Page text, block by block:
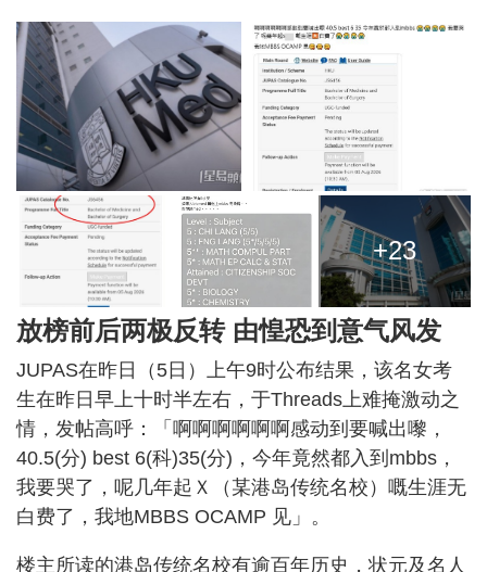
+23
放榜前后两极反转 由惶恐到意气风发
JUPAS在昨日（5日）上午9时公布结果，该名女考
生在昨日早上十时半左右，于Threads上难掩激动之
情，发帖高呼：「啊啊啊啊啊啊感动到要喊出嚟，
40.5(分) best 6(科)35(分)，今年竟然都入到mbbs，
我要哭了，呢几年起Ｘ（某港岛传统名校）嘅生涯无
白费了，我地MBBS OCAMP 见」。
楼主所读的港岛传统名校有逾百年历史，状元及名人